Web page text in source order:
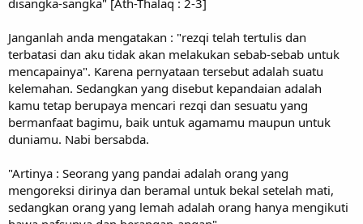
Janganlah anda mengatakan : "rezqi telah tertulis dan
terbatasi dan aku tidak akan melakukan sebab-sebab untuk
mencapainya". Karena pernyataan tersebut adalah suatu
kelemahan. Sedangkan yang disebut kepandaian adalah
kamu tetap berupaya mencari rezqi dan sesuatu yang
bermanfaat bagimu, baik untuk agamamu maupun untuk
duniamu. Nabi bersabda.
"Artinya : Seorang yang pandai adalah orang yang
mengoreksi dirinya dan beramal untuk bekal setelah mati,
sedangkan orang yang lemah adalah orang hanya mengikuti